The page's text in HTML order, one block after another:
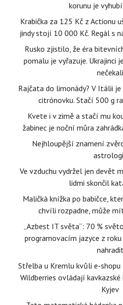
korunu je
Krabička za 125 Kč z Actionu
jindy stojí 10 000 Kč. Regál s
Rusko zjistilo, že éra
pomalu je vyřazuje. Ukrajinci
nečekali
Rajčata do limonády? V Itálii
citrónovku. Stačí 500 g
Kvete i v zimě a stačí mu
žabinec je noční můra
Nejhloupější znamení
Ve vzduchu vydržel jen devět
lidmi skončil
Maličká knížka po babičce,
chvíli rozpadne, může
„Azbest IT světa“: 70 %
programovacím jazyce z
Střelba u Kremlu kvůli e-shopu
Wildberries ovládají
Kyjev